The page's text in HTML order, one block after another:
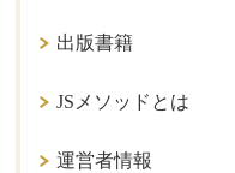
出版書籍
JSメソッドとは
運営者情報